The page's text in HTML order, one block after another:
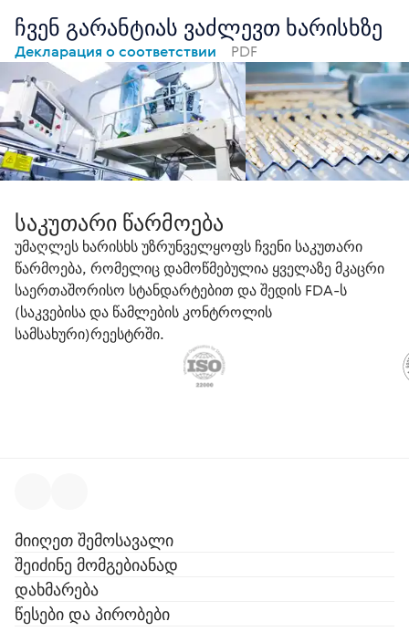
ჩვენ გარანტიას ვაძლევთ ხარისხზე
Декларация о соответствии PDF
საკუთარი წარმოება
უმაღლეს ხარისხს უზრუნველყოფს ჩვენი საკუთარი
წარმოება, რომელიც დამოწმებულია ყველაზე მკაცრი
საერთაშორისო სტანდარტებით და შედის FDA-ს
(საკვებისა და წამლების კონტროლის
სამსახური)რეესტრში.
მიიღეთ შემოსავალი
შეიძინე მომგებიანად
დახმარება
წესები და პირობები